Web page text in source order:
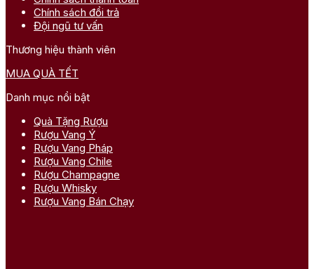
Chính sách đổi trả
Đội ngũ tư vấn
Thương hiệu thành viên
MUA QUÀ TẾT
Danh mục nổi bật
Quà Tặng Rượu
Rượu Vang Ý
Rượu Vang Pháp
Rượu Vang Chile
Rượu Champagne
Rượu Whisky
Rượu Vang Bán Chạy